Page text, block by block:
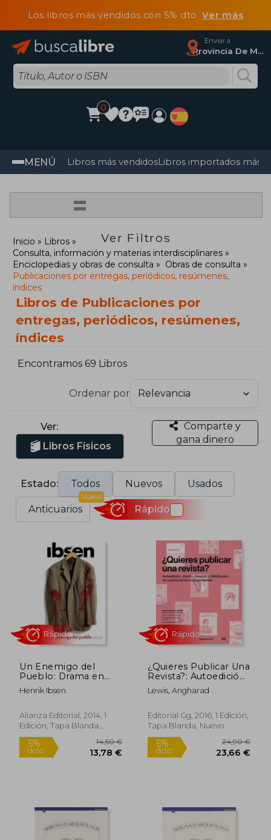
Los libros más vendidos con 5% dtoVer más
Enviar a
Provincia De Madrid
0
MENÚ Libros más vendidosLibros importados más
=
Ver Filtros
Inicio
Libros
Consulta, información y materias interdisciplinares
Enciclopedias y obras de consulta
Obras de consulta
Publicaciones por entregas, periódicos, resúmenes,
índices
Libros de Publicaciones por
entregas, periódicos, resúmenes,
índices
Encontramos 69 Libros
Ordenar por
Ver:
Libros Físicos
Comparte y
gana dinero
Estado: Todos Nuevos Usados
Anticuarios
Nuevo
Rápido
Un Enemigo del
Pueblo: Drama en
Cinco Actos
Henrik Ibsen
Alianza Editorial, 2014, 1
Edición, Tapa Blanda,
Nuevo
5%
dcto.
¿Quieres Publicar Una
Revista?: Autoedición,
Diseño, Creación Y
Distribución de
Independientes
Lewis, Angharad
Editorial Gg, 2016, 1 Edición,
Tapa Blanda, Nuevo
5%
dcto.